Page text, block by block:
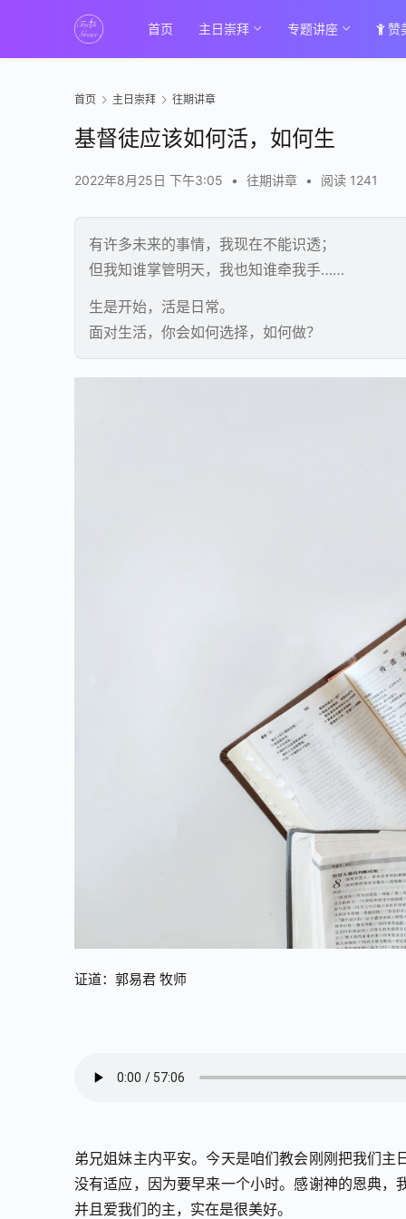
首页 主日崇拜 专题讲座 赞
首页 主日崇拜 往期讲章
基督徒应该如何活，如何生
2022年8月25日 下午3:05 • 往期讲章 • 阅读 1241
有许多未来的事情，我现在不能识透；
但我知谁掌管明天，我也知谁牵我手……
生是开始，活是日常。
面对生活，你会如何选择，如何做？
证道：郭易君 牧师
弟兄姐妹主内平安。今天是咱们教会刚刚把我们
没有适应，因为要早来一个小时。感谢神的恩典
并且爱我们的主，实在是很美好。